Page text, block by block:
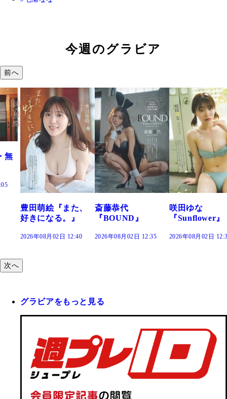
今週のグラビア
前へ
豊田萌絵『また、
好きになる。』
2026年08月02日 12:40
斎藤恭代
『BOUND』
2026年08月02日 12:35
咲田ゆな
『Sunflower』
2026年08月02日
無
次へ
グラビアをもっと見る